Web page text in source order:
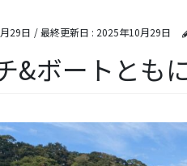
29日 / 最終更新日 : 2025年10月29日
&ボートとも